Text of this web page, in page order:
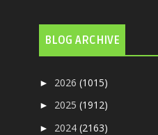
BLOG ARCHIVE
► 2026(1015)
► 2025(1912)
► 2024(2163)